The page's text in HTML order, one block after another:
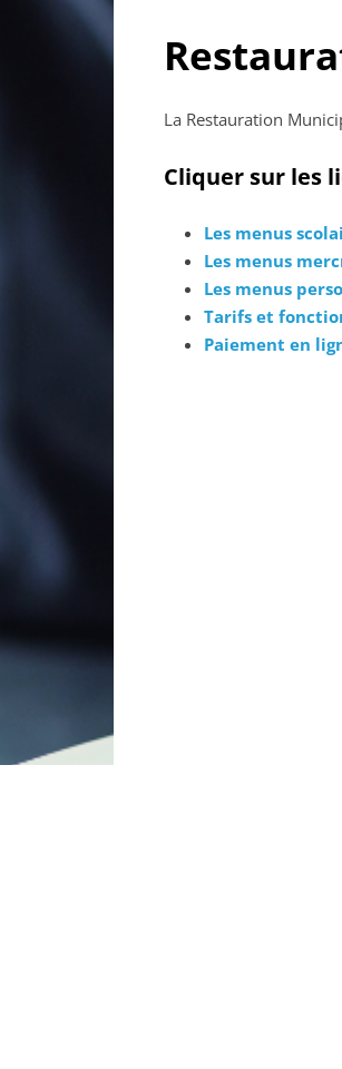
La Restauration
Cliquer sur les
Les menus
Les menus
Les menus
Tarifs et
Paiement en